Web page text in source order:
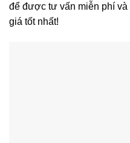
để được tư vấn miễn phí và
giá tốt nhất!